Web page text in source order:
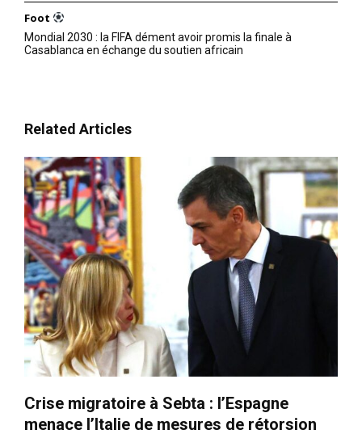
l'intelligence de
l'information
S'ABONNER MAINTENANT
Insight Publications
À propos
Nous contacter
Foot
Mondial 2030 : la FIFA dément avoir promis la finale à
Casablanca en échange du soutien africain
Related Articles
Crise migratoire à Sebta : l’Espagne
menace l’Italie de mesures de rétorsion